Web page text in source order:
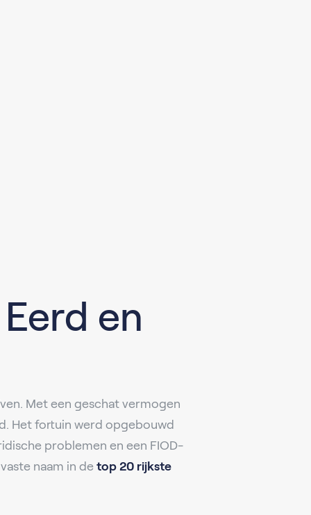
en
Met een geschat vermogen
Het fortuin werd opgebouwd
problemen en een FIOD-
naam in de top 20 rijkste